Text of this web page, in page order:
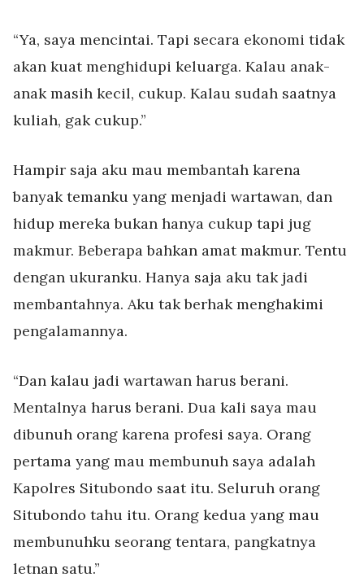
“Ya, saya mencintai. Tapi secara ekonomi tidak
akan kuat menghidupi keluarga. Kalau anak-
anak masih kecil, cukup. Kalau sudah saatnya
kuliah, gak cukup.”
Hampir saja aku mau membantah karena
banyak temanku yang menjadi wartawan, dan
hidup mereka bukan hanya cukup tapi jug
makmur. Beberapa bahkan amat makmur. Tentu
dengan ukuranku. Hanya saja aku tak jadi
membantahnya. Aku tak berhak menghakimi
pengalamannya.
“Dan kalau jadi wartawan harus berani.
Mentalnya harus berani. Dua kali saya mau
dibunuh orang karena profesi saya. Orang
pertama yang mau membunuh saya adalah
Kapolres Situbondo saat itu. Seluruh orang
Situbondo tahu itu. Orang kedua yang mau
membunuhku seorang tentara, pangkatnya
letnan satu.”